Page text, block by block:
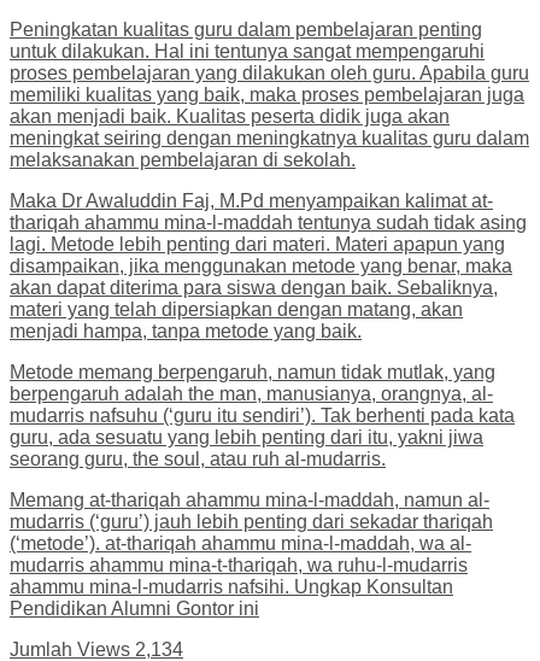
Peningkatan kualitas guru dalam pembelajaran penting
untuk dilakukan. Hal ini tentunya sangat mempengaruhi
proses pembelajaran yang dilakukan oleh guru. Apabila guru
memiliki kualitas yang baik, maka proses pembelajaran juga
akan menjadi baik. Kualitas peserta didik juga akan
meningkat seiring dengan meningkatnya kualitas guru dalam
melaksanakan pembelajaran di sekolah.
Maka Dr Awaluddin Faj, M.Pd menyampaikan kalimat at-
thariqah ahammu mina-l-maddah tentunya sudah tidak asing
lagi. Metode lebih penting dari materi. Materi apapun yang
disampaikan, jika menggunakan metode yang benar, maka
akan dapat diterima para siswa dengan baik. Sebaliknya,
materi yang telah dipersiapkan dengan matang, akan
menjadi hampa, tanpa metode yang baik.
Metode memang berpengaruh, namun tidak mutlak, yang
berpengaruh adalah the man, manusianya, orangnya, al-
mudarris nafsuhu (‘guru itu sendiri’). Tak berhenti pada kata
guru, ada sesuatu yang lebih penting dari itu, yakni jiwa
seorang guru, the soul, atau ruh al-mudarris.
Memang at-thariqah ahammu mina-l-maddah, namun al-
mudarris (‘guru’) jauh lebih penting dari sekadar thariqah
(‘metode’). at-thariqah ahammu mina-l-maddah, wa al-
mudarris ahammu mina-t-thariqah, wa ruhu-l-mudarris
ahammu mina-l-mudarris nafsihi. Ungkap Konsultan
Pendidikan Alumni Gontor ini
Jumlah Views 2,134